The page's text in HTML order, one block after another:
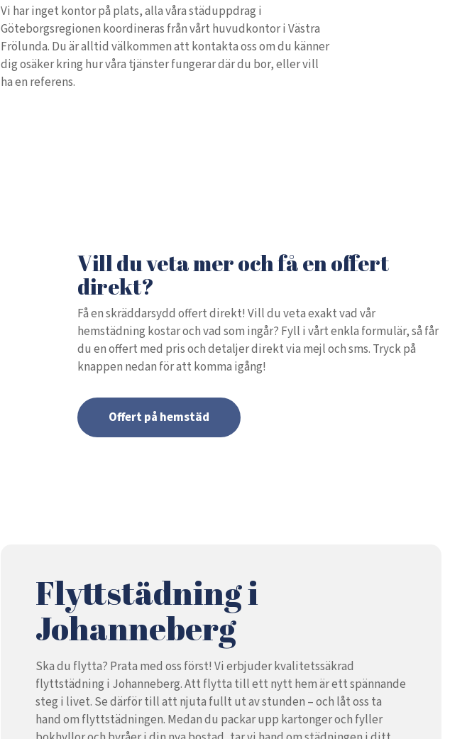
Vi har inget kontor på plats, alla våra städuppdrag i
Göteborgsregionen koordineras från vårt huvudkontor i Västra
Frölunda. Du är alltid välkommen att kontakta oss om du känner
dig osäker kring hur våra tjänster fungerar där du bor, eller vill
ha en referens.
Vill du veta mer och få en offert
direkt?
Få en skräddarsydd offert direkt! Vill du veta exakt vad vår
hemstädning kostar och vad som ingår? Fyll i vårt enkla formulär, så får
du en offert med pris och detaljer direkt via mejl och sms. Tryck på
knappen nedan för att komma igång!
Offert på hemstäd
Flyttstädning i
Johanneberg
Ska du flytta? Prata med oss först! Vi erbjuder kvalitetssäkrad
flyttstädning i Johanneberg. Att flytta till ett nytt hem är ett spännande
steg i livet. Se därför till att njuta fullt ut av stunden – och låt oss ta
hand om flyttstädningen. Medan du packar upp kartonger och fyller